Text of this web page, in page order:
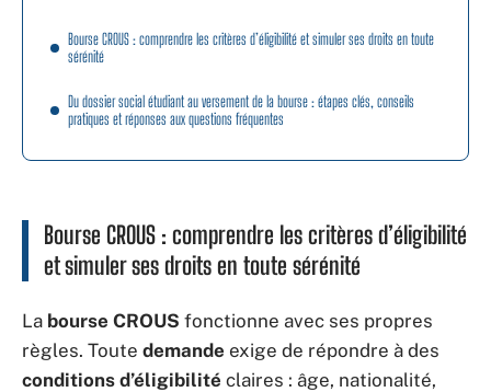
Bourse CROUS : comprendre les critères d’éligibilité et simuler ses droits en toute
sérénité
Du dossier social étudiant au versement de la bourse : étapes clés, conseils
pratiques et réponses aux questions fréquentes
Bourse CROUS : comprendre les critères d’éligibilité
et simuler ses droits en toute sérénité
La bourse CROUS fonctionne avec ses propres
règles. Toute demande exige de répondre à des
conditions d’éligibilité claires : âge, nationalité,